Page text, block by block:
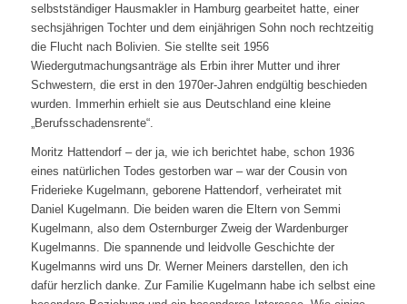
selbstständiger Hausmakler in Hamburg gearbeitet hatte, einer
sechsjährigen Tochter und dem einjährigen Sohn noch rechtzeitig
die Flucht nach Bolivien. Sie stellte seit 1956
Wiedergutmachungsanträge als Erbin ihrer Mutter und ihrer
Schwestern, die erst in den 1970er-Jahren endgültig beschieden
wurden. Immerhin erhielt sie aus Deutschland eine kleine
„Berufsschadensrente“.
Moritz Hattendorf – der ja, wie ich berichtet habe, schon 1936
eines natürlichen Todes gestorben war – war der Cousin von
Friderieke Kugelmann, geborene Hattendorf, verheiratet mit
Daniel Kugelmann. Die beiden waren die Eltern von Semmi
Kugelmann, also dem Osternburger Zweig der Wardenburger
Kugelmanns. Die spannende und leidvolle Geschichte der
Kugelmanns wird uns Dr. Werner Meiners darstellen, den ich
dafür herzlich danke. Zur Familie Kugelmann habe ich selbst eine